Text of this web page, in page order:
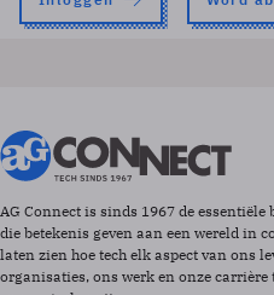
AG Connect is sinds 1967 de
die betekenis geven aan een wereld in
laten zien hoe tech elk aspect van ons
organisaties, ons werk en onze carrière